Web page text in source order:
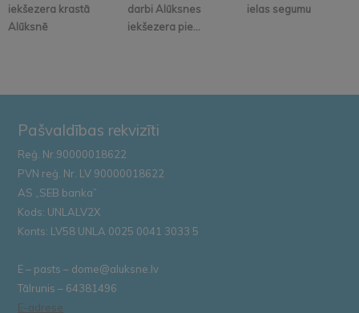
iekšezera krastā
Alūksnē
darbi Alūksnes
iekšezera pie...
ielas segumu
Pašvaldības rekvizīti
Reģ. Nr.90000018622
PVN reģ. Nr. LV 90000018622
AS „SEB banka”
Kods: UNLALV2X
Konts: LV58 UNLA 0025 0041 3033 5
E – pasts – dome@aluksne.lv
Tālrunis – 64381496
E-adrese